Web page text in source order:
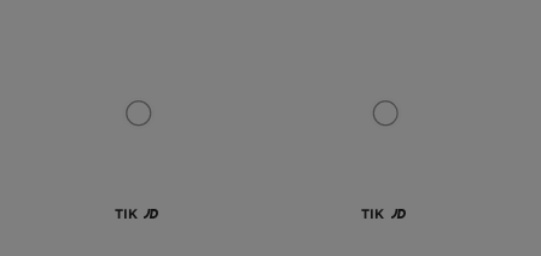
TIK TIK